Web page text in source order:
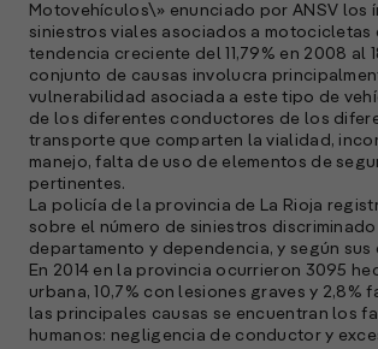
Motovehículos\» enunciado por ANSV los
siniestros viales asociados a motocicletas
tendencia creciente del 11,79% en 2008 al
conjunto de causas involucra
vulnerabilidad asociada a este tipo de
de los diferentes conductores de los
transporte que comparten la vialidad,
manejo, falta de uso de elementos de
pertinentes.
La policía de la provincia de La Rioja
sobre el número de siniestros
departamento y dependencia, y según sus
En 2014 en la provincia ocurrieron 3095
urbana, 10,7% con lesiones graves y 2,8%
las principales causas se encuentran los
humanos: negligencia de conductor y